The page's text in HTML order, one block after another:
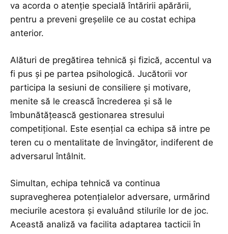
va acorda o atenție specială întăririi apărării,
pentru a preveni greșelile ce au costat echipa
anterior.
Alături de pregătirea tehnică și fizică, accentul va
fi pus și pe partea psihologică. Jucătorii vor
participa la sesiuni de consiliere și motivare,
menite să le crească încrederea și să le
îmbunătățească gestionarea stresului
competițional. Este esențial ca echipa să intre pe
teren cu o mentalitate de învingător, indiferent de
adversarul întâlnit.
Simultan, echipa tehnică va continua
supravegherea potențialelor adversare, urmărind
meciurile acestora și evaluând stilurile lor de joc.
Această analiză va facilita adaptarea tacticii în